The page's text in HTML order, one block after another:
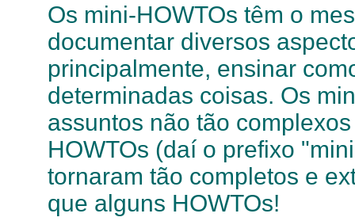
Os mini-HOWTOs têm o
documentar diversos
principalmente, ensinar
determinadas coisas. Os
assuntos não tão
HOWTOs (daí o prefixo
tornaram tão completos e
que alguns HOWTOs!